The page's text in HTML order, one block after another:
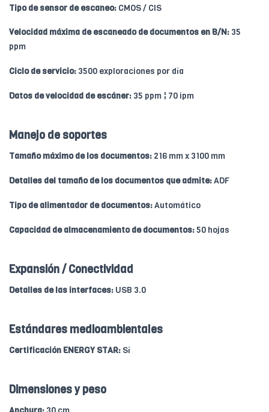
Tipo de sensor de escaneo: CMOS / CIS
Velocidad máxima de escaneado de documentos en B/N: 35
ppm
Ciclo de servicio: 3500 exploraciones por día
Datos de velocidad de escáner: 35 ppm ¦ 70 ipm
Manejo de soportes
Tamaño máximo de los documentos: 216 mm x 3100 mm
Detalles del tamaño de los documentos que admite:ADF
Tipo de alimentador de documentos:Automático
Capacidad de almacenamiento de documentos:50 hojas
Expansión / Conectividad
Detalles de las interfaces: USB 3.0
Estándares medioambientales
Certificación ENERGY STAR: Sí
Dimensiones y peso